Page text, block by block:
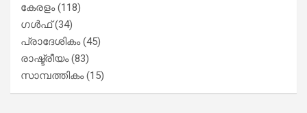
കേരളം(118)
ഗൾഫ്(34)
പ്രാദേശികം(45)
രാഷ്ട്രീയം(83)
സാമ്പത്തികം(15)